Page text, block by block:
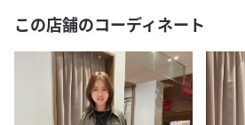
この店舗のコーディネート